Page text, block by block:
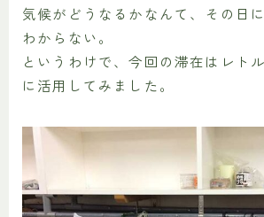
気候がどうなるかなんて、その日
わからない。
というわけで、今回の滞在はレト
に活用してみました。